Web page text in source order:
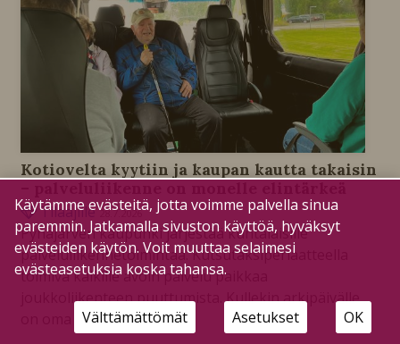
Kotiovelta kyytiin ja kaupan kautta takaisin
Tilaajille 28.7.2026
Pyhäjärven kaupunki järjestää kuntalaisille
palveluliikennetoimintaa. Kutsutaksiperiaatteella
toimiva kaikille avoin palvelu paikkaa
joukkoliikenteen puuttumista. Kullekin arkipäivälle
on oma reittinsä.
Käytämme evästeitä, jotta voimme palvella sinua
paremmin. Jatkamalla sivuston käyttöä, hyväksyt
evästeiden käytön. Voit muuttaa selaimesi
evästeasetuksia koska tahansa.
Välttämättömät Asetukset OK